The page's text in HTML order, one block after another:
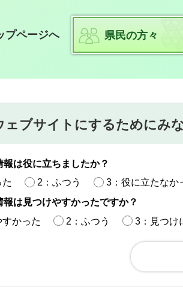
プページへ 県民の方々
ェブサイトにするためにみ
報は役に立ちましたか？
2：ふつう
3：役に立たなか
報は見つけやすかったですか？
かった
2：ふつう 3：見つけ